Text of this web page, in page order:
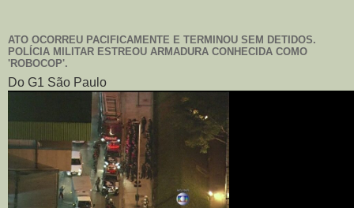
ATO OCORREU PACIFICAMENTE E TERMINOU SEM DETIDOS.
POLÍCIA MILITAR ESTREOU ARMADURA CONHECIDA COMO
'ROBOCOP'.
Do G1 São Paulo